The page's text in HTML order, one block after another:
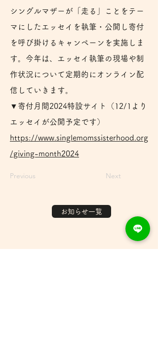
シングルマザーが「走る」ことをテー
マにしたエッセイを執筆・公開し寄付
を呼び掛けるキャンペーンを実施しま
す。今年は、エッセイ執筆の現場や制
作状況について定期的にオンライン配
信していきます。
▼寄付月間2024特設サイト（12/1より
エッセイが公開予定です）
https://www.singlemomssisterhood.org
/giving-month2024
Previous Next
お知らせ一覧